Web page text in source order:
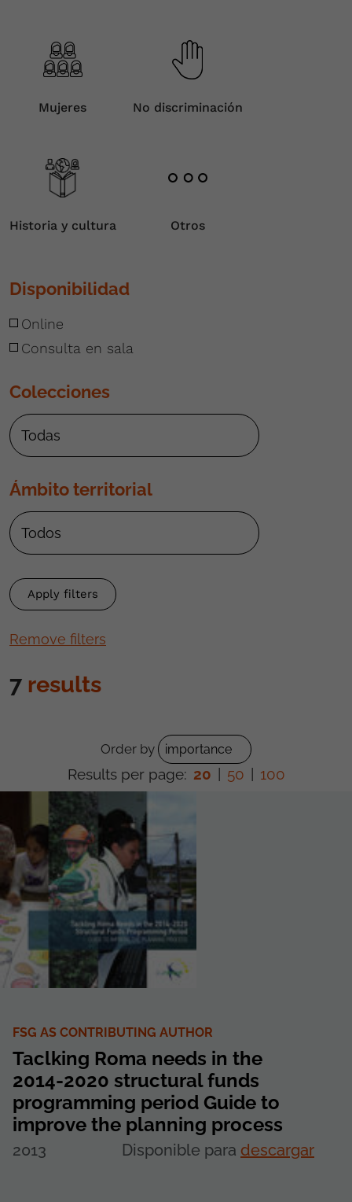
Mujeres No discriminación
Historia y cultura Otros
Disponibilidad
Online
Consulta en sala
Colecciones
Ámbito territorial
Remove filters
7 results
Order by
Results per page: 20 50 100
FSG AS CONTRIBUTING AUTHOR
Taclking Roma needs in the
2014-2020 structural funds
programming period Guide to
improve the planning process
2013 Disponible para descargar